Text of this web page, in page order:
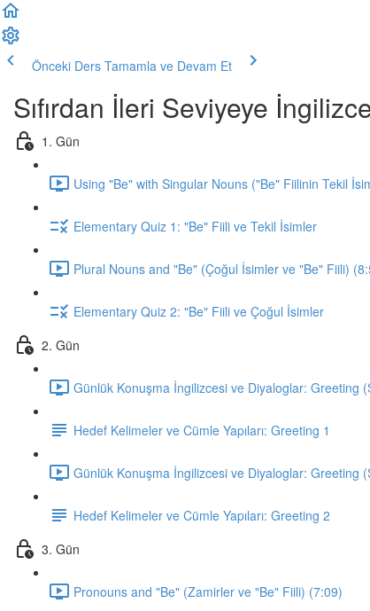
Önceki Ders Tamamla ve Devam Et
Sıfırdan İleri Seviyeye
1. Gün
Using "Be" with Singular Nouns ("Be" Fiilinin Tekil
Elementary Quiz 1: "Be" Fiili ve Tekil İsimler
Plural Nouns and "Be" (Çoğul İsimler ve "Be" Fiili)
Elementary Quiz 2: "Be" Fiili ve Çoğul İsimler
2. Gün
Günlük Konuşma İngilizcesi ve Diyaloglar: Greeting
Hedef Kelimeler ve Cümle Yapıları: Greeting 1
Günlük Konuşma İngilizcesi ve Diyaloglar: Greeting
Hedef Kelimeler ve Cümle Yapıları: Greeting 2
3. Gün
Pronouns and "Be" (Zamirler ve "Be" Fiili) (7:09)